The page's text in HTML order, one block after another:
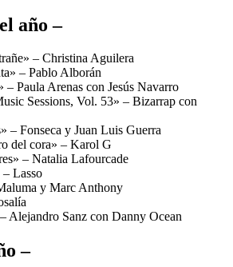
año –
– Christina Aguilera
– Pablo Alborán
– Paula Arenas con Jesús Navarro
Sessions, Vol. 53» – Bizarrap con
– Fonseca y Juan Luis Guerra
del cora» – Karol G
– Natalia Lafourcade
– Lasso
y Marc Anthony
Alejandro Sanz con Danny Ocean
–